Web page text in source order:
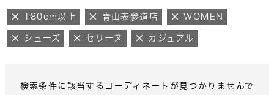
180cm以上 青山表参道店 WOMEN
シューズ セリーヌ カジュアル
検索条件に該当するコーディネートが見つかりませんで